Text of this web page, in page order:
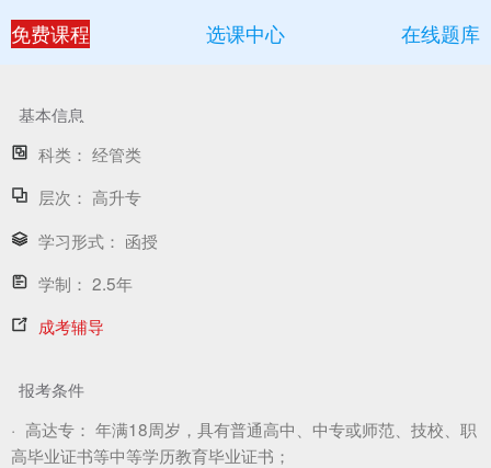
免费课程
选课中心 在线题库
基本信息
科类： 经管类
层次： 高升专
学习形式： 函授
学制： 2.5年
成考辅导
报考条件
· 高达专： 年满18周岁，具有普通高中、中专或师范、技校、职
高毕业证书等中等学历教育毕业证书；